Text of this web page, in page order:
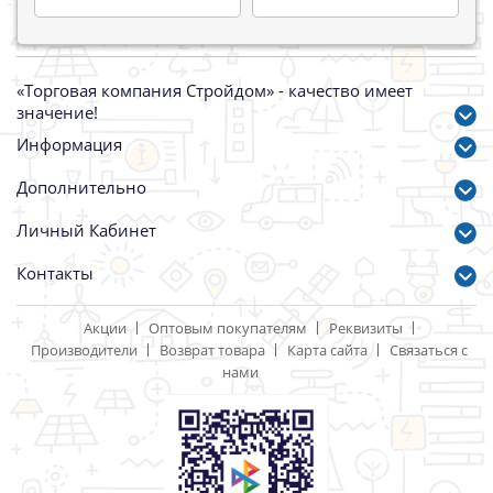
«Торговая компания Стройдом» - качество имеет
значение!
Информация
Дополнительно
Личный Кабинет
Контакты
Акции Оптовым покупателям
Реквизиты
Производители
Возврат товара Карта сайта
Связаться с
нами